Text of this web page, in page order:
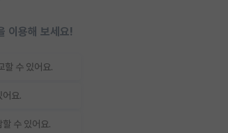
이용해 보세요!
할 수 있어요.
어요.
수 있어요.